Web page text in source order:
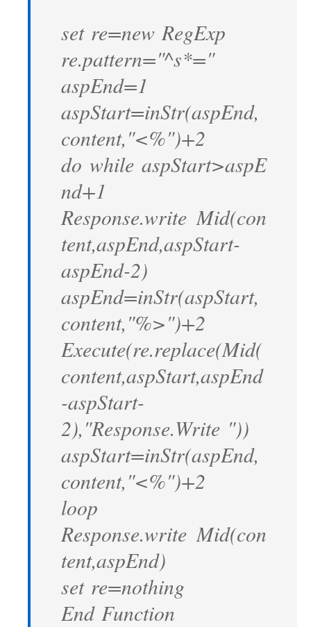
set re=new RegExp
re.pattern="^s*="
aspEnd=1
aspStart=inStr(aspEnd,
content,"<%")+2
do while aspStart>aspE
nd+1
Response.write Mid(con
tent,aspEnd,aspStart-
aspEnd-2)
aspEnd=inStr(aspStart,
content,"%>")+2
Execute(re.replace(Mid(
content,aspStart,aspEnd
-aspStart-
2),"Response.Write "))
aspStart=inStr(aspEnd,
content,"<%")+2
loop
Response.write Mid(con
tent,aspEnd)
set re=nothing
End Function